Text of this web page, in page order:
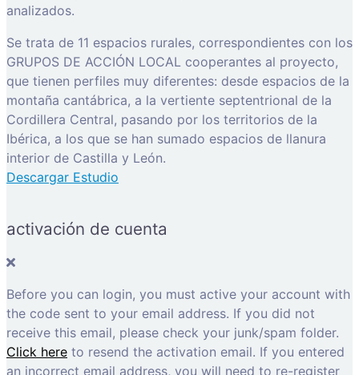
analizados.
Se trata de 11 espacios rurales, correspondientes con los
GRUPOS DE ACCIÓN LOCAL cooperantes al proyecto,
que tienen perfiles muy diferentes: desde espacios de la
montaña cantábrica, a la vertiente septentrional de la
Cordillera Central, pasando por los territorios de la
Ibérica, a los que se han sumado espacios de llanura
interior de Castilla y León.
Descargar Estudio
activación de cuenta
Before you can login, you must active your account with
the code sent to your email address. If you did not
receive this email, please check your junk/spam folder.
Click here to resend the activation email. If you entered
an incorrect email address, you will need to re-register